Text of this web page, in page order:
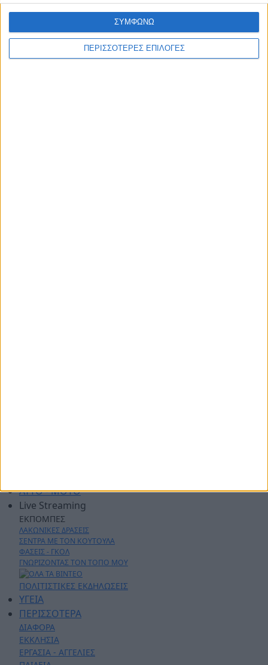
ΠΕΡΙΣΣΟΤΕΡΕΣ ΕΠΙΛΟΓΕΣ
ΣΥΜΦΩΝΩ
AYTO - MOTO
Live Streaming
ΕΚΠΟΜΠΕΣ
ΛΑΚΩΝΙΚΕΣ ΔΡΑΣΕΙΣ
ΣΕΝΤΡΑ ΜΕ ΤΟΝ ΚΟΥΤΟΥΛΑ
ΦΑΣΕΙΣ - ΓΚΟΛ
ΓΝΩΡΙΖΟΝΤΑΣ ΤΟΝ ΤΟΠΟ ΜΟΥ
ΠΟΛΙΤΙΣΤΙΚΕΣ ΕΚΔΗΛΩΣΕΙΣ
ΥΓΕΙΑ
ΠΕΡΙΣΣΟΤΕΡΑ
ΔΙΑΦΟΡΑ
ΕΚΚΛΗΣΙΑ
ΕΡΓΑΣΙΑ - ΑΓΓΕΛΙΕΣ